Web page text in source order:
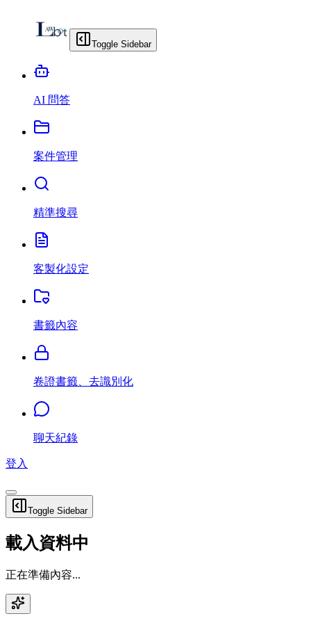
Toggle Sidebar
AI 問答
案件管理
精準搜尋
客製化設定
書籤內容
卷證書籤、去識別化
聊天紀錄
登入
Toggle Sidebar
載入資料中
正在準備內容...